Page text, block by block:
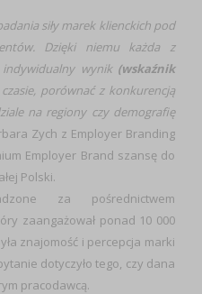
siły marek klienckich pod
Dzięki niemu każda z
wynik (wskaźnik
porównać z konkurencją
na regiony czy demografię
Zych z Employer Branding
Employer Brand szansę do
Polski.
za pośrednictwem
zaangażował ponad 10 000
znajomość i percepcja marki
dotyczyło tego, czy dana
pracodawcą.